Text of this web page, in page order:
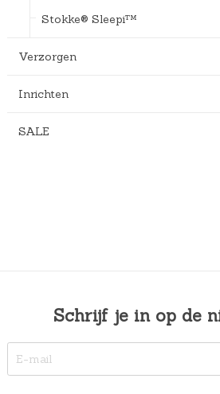
Stokke® Sleepi™
Verzorgen
Inrichten
SALE
Schrijf je in op de